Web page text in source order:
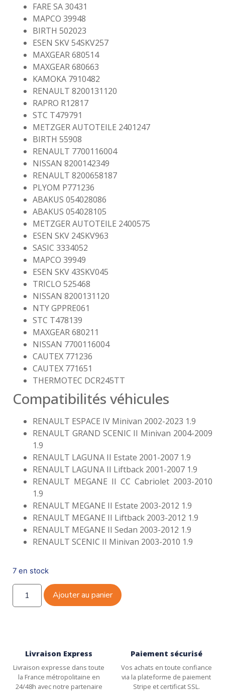
FARE SA 30431
MAPCO 39948
BIRTH 502023
ESEN SKV 54SKV257
MAXGEAR 680514
MAXGEAR 680663
KAMOKA 7910482
RENAULT 8200131120
RAPRO R12817
STC T479791
METZGER AUTOTEILE 2401247
BIRTH 55908
RENAULT 7700116004
NISSAN 8200142349
RENAULT 8200658187
PLYOM P771236
ABAKUS 054028086
ABAKUS 054028105
METZGER AUTOTEILE 2400575
ESEN SKV 24SKV963
SASIC 3334052
MAPCO 39949
ESEN SKV 43SKV045
TRICLO 525468
NISSAN 8200131120
NTY GPPRE061
STC T478139
MAXGEAR 680211
NISSAN 7700116004
CAUTEX 771236
CAUTEX 771651
THERMOTEC DCR245TT
Compatibilités véhicules
RENAULT ESPACE IV Minivan 2002-2023 1.9
RENAULT GRAND SCENIC II Minivan 2004-2009
1.9
RENAULT LAGUNA II Estate 2001-2007 1.9
RENAULT LAGUNA II Liftback 2001-2007 1.9
RENAULT MEGANE II CC Cabriolet 2003-2010
1.9
RENAULT MEGANE II Estate 2003-2012 1.9
RENAULT MEGANE II Liftback 2003-2012 1.9
RENAULT MEGANE II Sedan 2003-2012 1.9
RENAULT SCENIC II Minivan 2003-2010 1.9
7 en stock
Ajouter au panier
Livraison Express
Livraison expresse dans toute
la France métropolitaine en
24/48h avec notre partenaire
Paiement sécurisé
Vos achats en toute confiance
via la plateforme de paiement
Stripe et certificat SSL.